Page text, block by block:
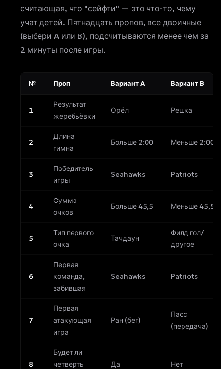
считающая, что "сейфти" — это что-то, чему
учат детей. Пятнадцать пропов, все двоичные
(выбери A или B), подсчитываются менее чем за
2 минуты после игры.
№ Проп Вариант A Вариант B
1
Результат
жеребьёвки
Орёл Решка
2
Длина
гимна
Больше 2:00 Меньше 2:00
3
Победитель
игры
Seahawks Patriots
4
Сумма
очков
Больше 45,5 Меньше 45,5
5
Тип первого
очка
Тачдаун
Филд гол/
другое
6
Первая
команда,
забившая
Seahawks Patriots
7
Первая
атакующая
игра
Ран (бег)
Пасс
(передача)
8
Будет ли
четверть
Да Нет